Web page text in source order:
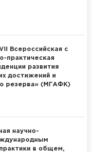
Всероссийская с
практическая
развития
достижений и
резерва» (МГАФК)
научно-
в общем,